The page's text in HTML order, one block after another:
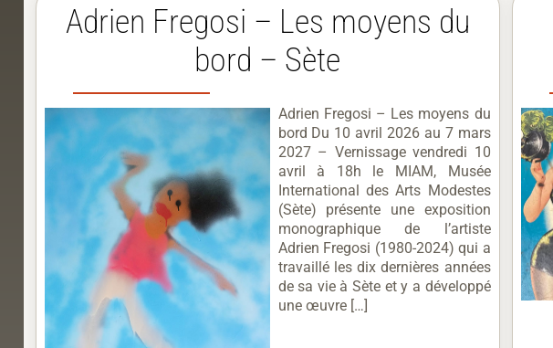
Adrien Fregosi – Les moyens du
bord – Sète
Adrien Fregosi – Les moyens du
bord Du 10 avril 2026 au 7 mars
2027 – Vernissage vendredi 10
avril à 18h le MIAM, Musée
International des Arts Modestes
(Sète) présente une exposition
monographique de l’artiste
Adrien Fregosi (1980-2024) qui a
travaillé les dix dernières années
de sa vie à Sète et y a développé
une œuvre […]